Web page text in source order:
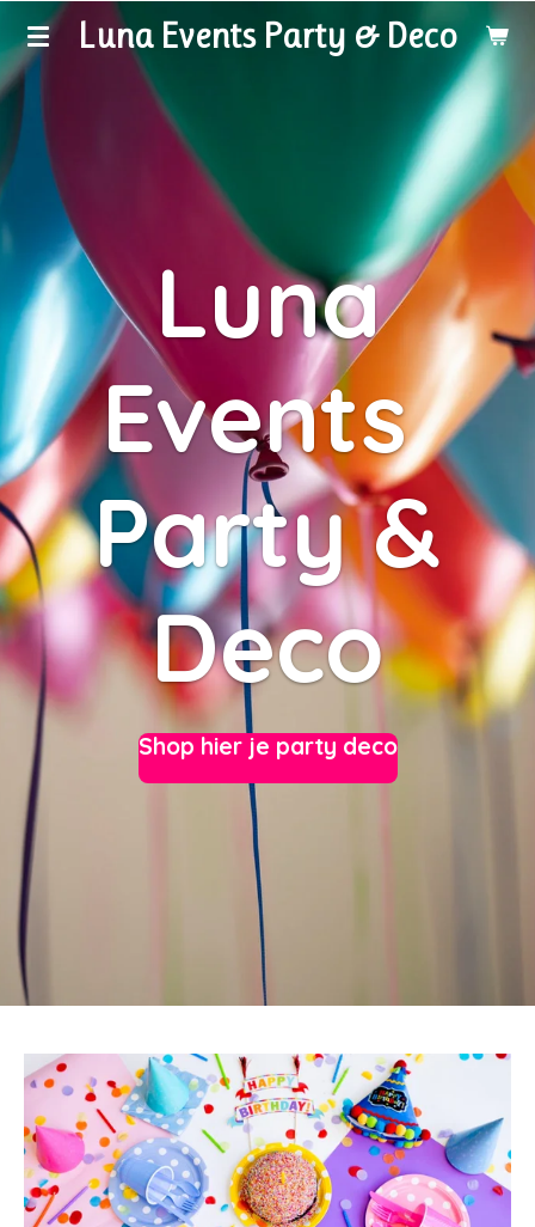
Ga
direct
naar
de
hoofdinhoud
Luna Events Party & Deco
Luna
Events
Party &
Deco
Shop hier je party deco